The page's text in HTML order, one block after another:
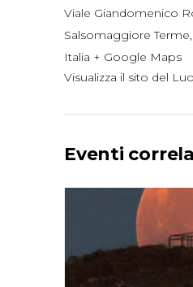
Viale Giandomenico
Salsomaggiore Terme,
Italia + Google Maps
Visualizza il sito del
Eventi